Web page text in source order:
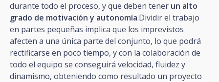
durante todo el proceso, y que deben tener un alto
grado de motivación y autonomía.Dividir el trabajo
en partes pequeñas implica que los imprevistos
afecten a una única parte del conjunto, lo que podrá
rectificarse en poco tiempo, y con la colaboración de
todo el equipo se conseguirá velocidad, fluidez y
dinamismo, obteniendo como resultado un proyecto